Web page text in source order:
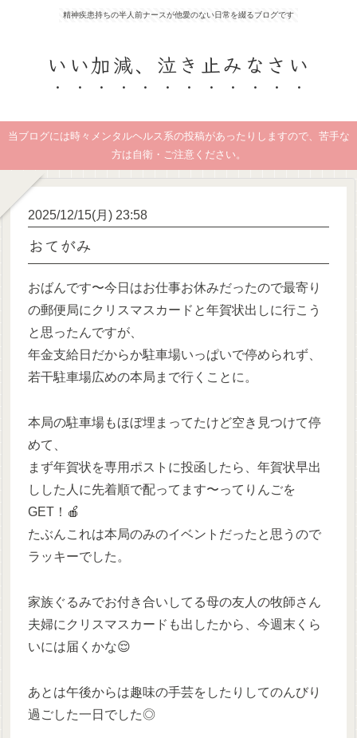
精神疾患持ちの半人前ナースが他愛のない日常を綴るブログです
いい加減、泣き止みなさい
当ブログには時々メンタルヘルス系の投稿があったりしますので、苦手な
方は自衛・ご注意ください。
2025/12/15(月) 23:58
おてがみ
おばんです〜今日はお仕事お休みだったので最寄り
の郵便局にクリスマスカードと年賀状出しに行こう
と思ったんですが、
年金支給日だからか駐車場いっぱいで停められず、
若干駐車場広めの本局まで行くことに。
本局の駐車場もほぼ埋まってたけど空き見つけて停
めて、
まず年賀状を専用ポストに投函したら、年賀状早出
しした人に先着順で配ってます〜ってりんごを
GET！🍎
たぶんこれは本局のみのイベントだったと思うので
ラッキーでした。
家族ぐるみでお付き合いしてる母の友人の牧師さん
夫婦にクリスマスカードも出したから、今週末くら
いには届くかな😌
あとは午後からは趣味の手芸をしたりしてのんびり
過ごした一日でした◎